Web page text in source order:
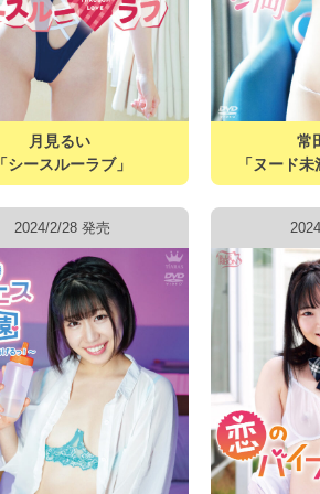
月見るい
「シースルーラブ」
常
「ヌード
2024/2/28 発売